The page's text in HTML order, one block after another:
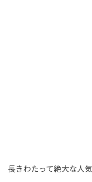
長きわたって絶大な人